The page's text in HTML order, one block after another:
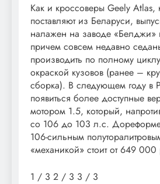
Как и кроссоверы Geely
поставляют из Беларуси,
налажен на заводе
причем совсем недавно
производить по полному
окраской кузовов (ранее –
сборка). В следующем году в
появиться более доступные
мотором 1.5, который,
со 106 до 103 л.с.
106-сильным
«механикой» стоит от 649
1 / 3 2 / 3 3 / 3